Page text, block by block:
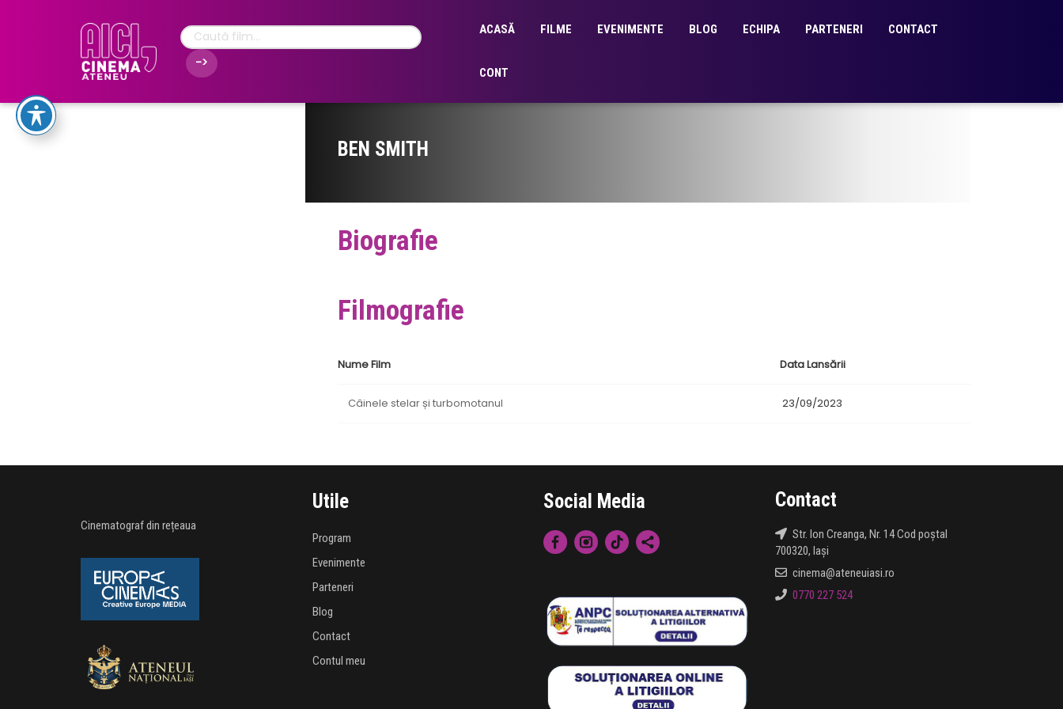
ACASĂ FILME EVENIMENTE BLOG ECHIPA PARTENERI CONTACT
CONT
BEN SMITH
Biografie
Filmografie
Nume Film Data Lansării
Câinele stelar și turbomotanul 23/09/2023
Cinematograf din rețeaua
Utile
Program
Evenimente
Parteneri
Blog
Contact
Contul meu
Social Media Contact
Str. Ion Creanga, Nr. 14 Cod poștal
700320, Iași
cinema@ateneuiasi.ro
0770 227 524